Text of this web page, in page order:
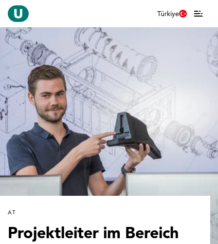
Türkiye
AT
Projektleiter im Bereich